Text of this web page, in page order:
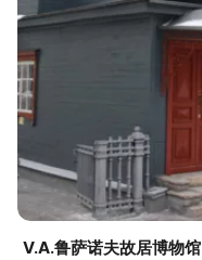
V.A.鲁萨诺夫故居博物馆